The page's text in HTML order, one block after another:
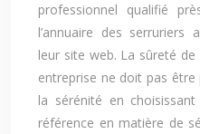
professionnel qualifié
l’annuaire des serruriers
leur site web. La sûreté
entreprise ne doit pas
la sérénité en
référence en matière de